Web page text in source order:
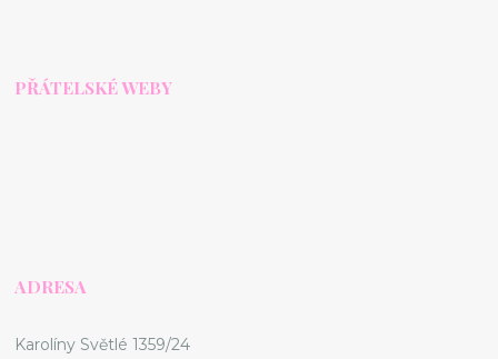
PŘÁTELSKÉ WEBY
ADRESA
Karolíny Světlé 1359/24